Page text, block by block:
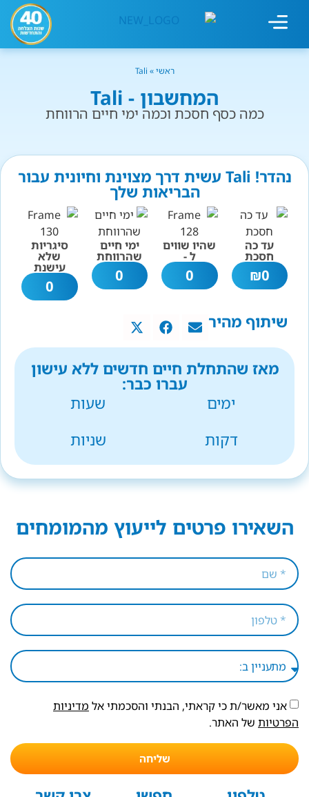
ראשי»
Tali
המחשבון - Tali
כמה כסף חסכת וכמה ימי חיים הרווחת
נהדר! Tali עשית דרך מצוינת וחיונית עבור
הבריאות שלך
עד כה
חסכת
0
₪
שהיו שווים
ל -
0
ימי חיים
שהרווחת
0
סיגריות
שלא
עישנת
0
שיתוף מהיר
מאז שהתחלת חיים חדשים ללא עישון
עברו כבר:
ימים
שעות
דקות
שניות
השאירו פרטים לייעוץ מהמומחים
אני מאשר/ת כי קראתי, הבנתי והסכמתי אל מדיניות
הפרטיות של האתר.
שליחה